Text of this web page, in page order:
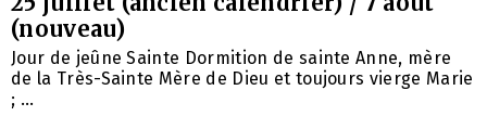
(nouveau)
Jour de jeûne Sainte Dormition de sainte Anne, mère
de la Très-Sainte Mère de Dieu et toujours vierge Marie
; ...